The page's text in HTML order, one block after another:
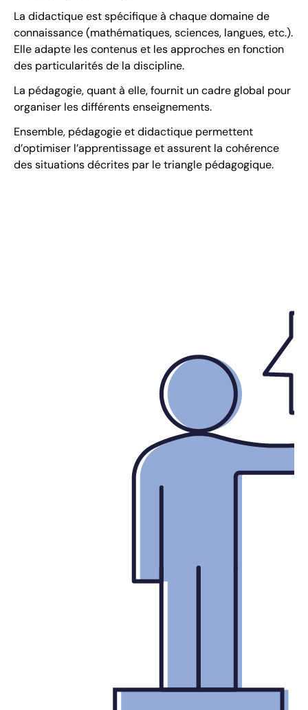
La didactique est spécifique à chaque domaine de
connaissance (mathématiques, sciences, langues, etc.).
Elle adapte les contenus et les approches en fonction
des particularités de la discipline.
La pédagogie, quant à elle, fournit un cadre global pour
organiser les différents enseignements.
Ensemble, pédagogie et didactique permettent
d’optimiser l’apprentissage et assurent la cohérence
des situations décrites par le triangle pédagogique.